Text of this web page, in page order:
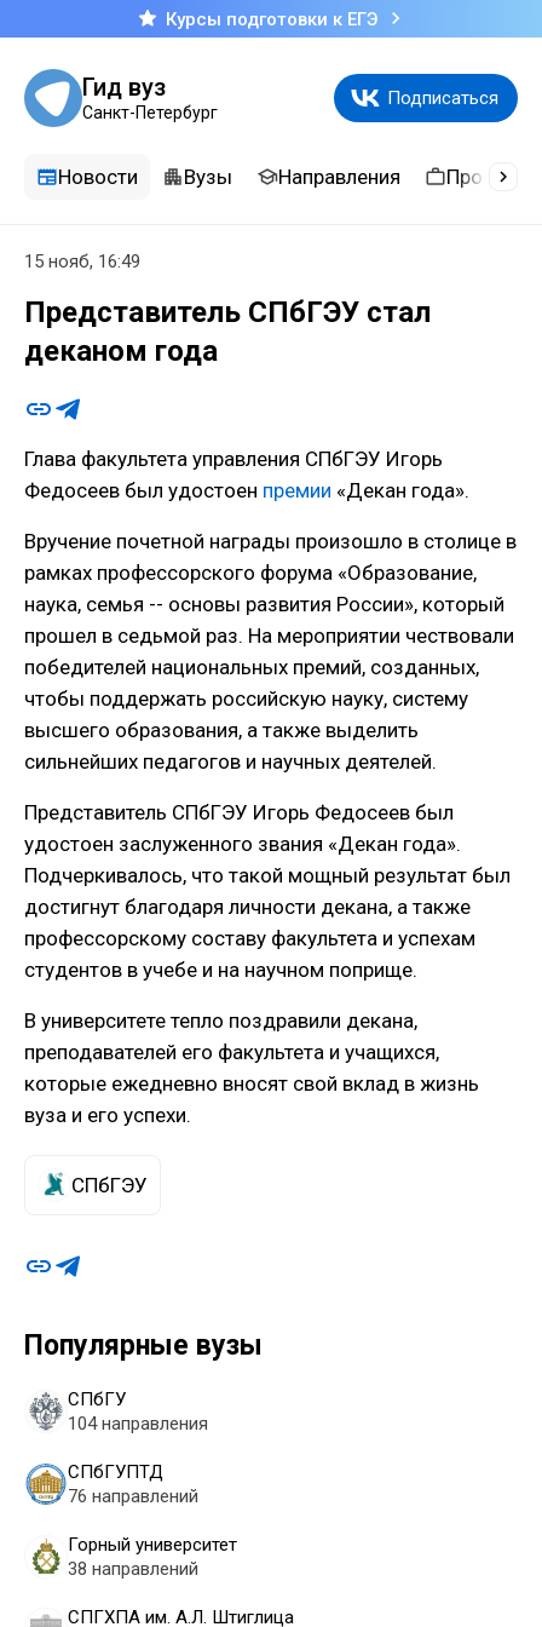
Курсы подготовки к ЕГЭ
Гид вуз
Санкт-Петербург
Подписаться
Новости Вузы Направления
Популярные вузы
СПбГУ
104 направления
СПбГУПТД
76 направлений
Горный университет
38 направлений
СПГХПА им. А.Л. Штиглица
15 нояб, 16:49
Представитель СПбГЭУ стал
деканом года
Глава факультета управления СПбГЭУ Игорь
Федосеев был удостоен премии «Декан года».
Вручение почетной награды произошло в столице в
рамках профессорского форума «Образование,
наука, семья -- основы развития России», который
прошел в седьмой раз. На мероприятии чествовали
победителей национальных премий, созданных,
чтобы поддержать российскую науку, систему
высшего образования, а также выделить
сильнейших педагогов и научных деятелей.
Представитель СПбГЭУ Игорь Федосеев был
удостоен заслуженного звания «Декан года».
Подчеркивалось, что такой мощный результат был
достигнут благодаря личности декана, а также
профессорскому составу факультета и успехам
студентов в учебе и на научном поприще.
В университете тепло поздравили декана,
преподавателей его факультета и учащихся,
которые ежедневно вносят свой вклад в жизнь
вуза и его успехи.
СПбГЭУ